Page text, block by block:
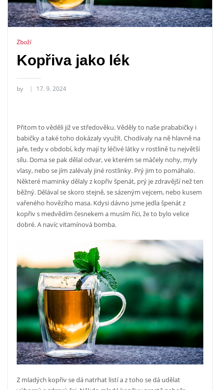
Zboží
Kopřiva jako lék
by 17. 9. 2024
Přitom to věděli již ve středověku. Věděly to naše prababičky i
babičky a také toho dokázaly využít. Chodívaly na ně hlavně na
jaře, tedy v období, kdy mají ty léčivé látky v rostlině tu největší
sílu. Doma se pak dělal odvar, ve kterém se máčely nohy, myly
vlasy, nebo se jím zalévaly jiné rostlinky. Prý jim to pomáhalo.
Některé maminky dělaly z kopřiv špenát, prý je zdravější než ten
běžný. Dělával se skoro stejně, se sázeným vejcem, nebo kusem
vařeného hovězího masa. Kdysi dávno jsme jedla špenát z
kopřiv s medvědím česnekem a musím říci, že to bylo velice
dobré. A navíc vitamínová bomba.
Z mladých kopřiv se dá natrhat listí a z toho se dá udělat